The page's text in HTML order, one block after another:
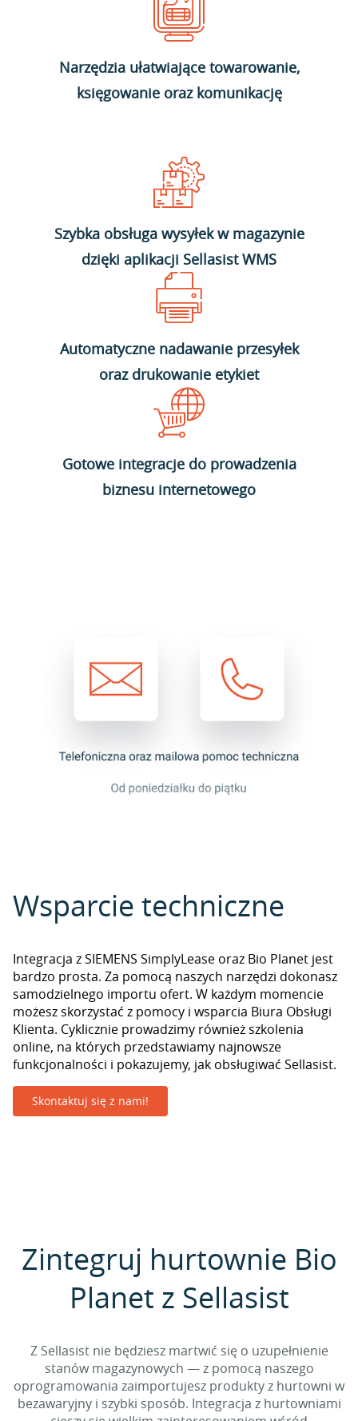
Narzędzia ułatwiające towarowanie,
księgowanie oraz komunikację
Szybka obsługa wysyłek w magazynie
dzięki aplikacji Sellasist WMS
Automatyczne nadawanie przesyłek
oraz drukowanie etykiet
Gotowe integracje do prowadzenia
biznesu internetowego
Wsparcie techniczne
Integracja z SIEMENS SimplyLease oraz Bio Planet jest
bardzo prosta. Za pomocą naszych narzędzi dokonasz
samodzielnego importu ofert. W każdym momencie
możesz skorzystać z pomocy i wsparcia Biura Obsługi
Klienta. Cyklicznie prowadzimy również szkolenia
online, na których przedstawiamy najnowsze
funkcjonalności i pokazujemy, jak obsługiwać Sellasist.
Skontaktuj się z nami!
Zintegruj hurtownie Bio
Planet z Sellasist
Z Sellasist nie będziesz martwić się o uzupełnienie
stanów magazynowych — z pomocą naszego
oprogramowania zaimportujesz produkty z hurtowni w
bezawaryjny i szybki sposób. Integracja z hurtowniami